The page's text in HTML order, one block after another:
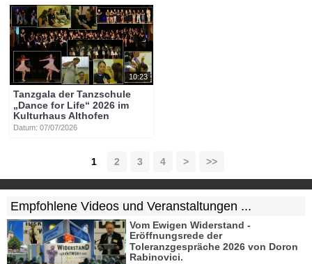
10:23
Tanzgala der Tanzschule
„Dance for Life“ 2026 im
Kulturhaus Althofen
Datum: 07/07/2026
1 2 3 4 > >>
Empfohlene Videos und Veranstaltungen ...
Vom Ewigen Widerstand -
Eröffnungsrede der
Toleranzgespräche 2026 von Doron
Rabinovici.